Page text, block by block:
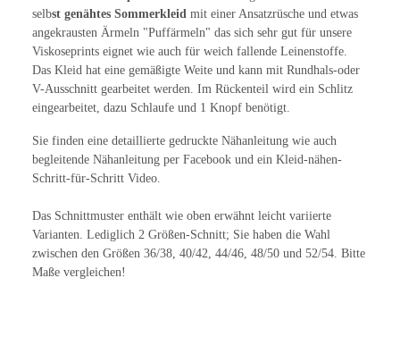
selbst genähtes Sommerkleid mit einer Ansatzrüsche und etwas
angekrausten Ärmeln "Puffärmeln" das sich sehr gut für unsere
Viskoseprints eignet wie auch für weich fallende Leinenstoffe.
Das Kleid hat eine gemäßigte Weite und kann mit Rundhals-oder
V-Ausschnitt gearbeitet werden. Im Rückenteil wird ein Schlitz
eingearbeitet, dazu Schlaufe und 1 Knopf benötigt.
Sie finden eine detaillierte gedruckte Nähanleitung wie auch
begleitende Nähanleitung per Facebook und ein Kleid-nähen-
Schritt-für-Schritt Video.
Das Schnittmuster enthält wie oben erwähnt leicht variierte
Varianten. Lediglich 2 Größen-Schnitt; Sie haben die Wahl
zwischen den Größen 36/38, 40/42, 44/46, 48/50 und 52/54. Bitte
Maße vergleichen!